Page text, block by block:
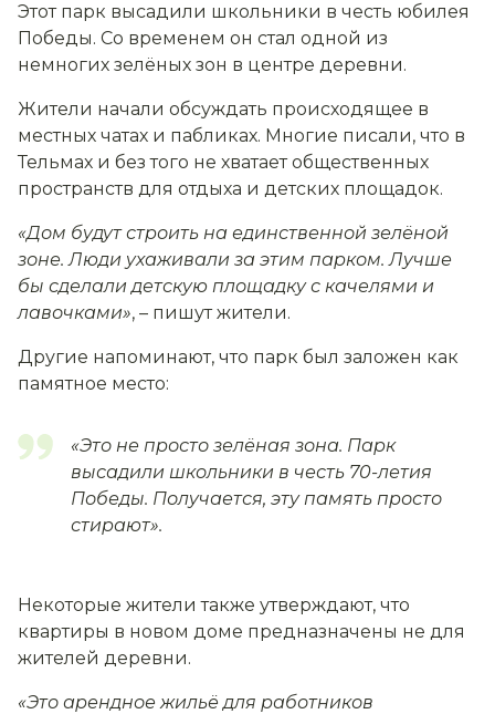
Этот парк высадили школьники в честь юбилея
Победы. Со временем он стал одной из
немногих зелёных зон в центре деревни.
Жители начали обсуждать происходящее в
местных чатах и пабликах. Многие писали, что в
Тельмах и без того не хватает общественных
пространств для отдыха и детских площадок.
«Дом будут строить на единственной зелёной
зоне. Люди ухаживали за этим парком. Лучше
бы сделали детскую площадку с качелями и
лавочками», – пишут жители.
Другие напоминают, что парк был заложен как
памятное место:
«Это не просто зелёная зона. Парк
высадили школьники в честь 70-летия
Победы. Получается, эту память просто
стирают».
Некоторые жители также утверждают, что
квартиры в новом доме предназначены не для
жителей деревни.
«Это арендное жильё для работников